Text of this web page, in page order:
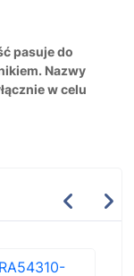
pasuje do
Nazwy
w celu